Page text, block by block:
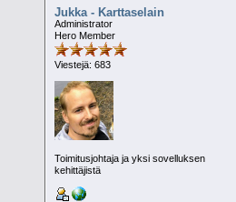
Jukka - Karttaselain
Administrator
Hero Member
Viestejä: 683
Toimitusjohtaja ja yksi sovelluksen
kehittäjistä